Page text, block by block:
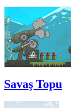
Savaş Topu